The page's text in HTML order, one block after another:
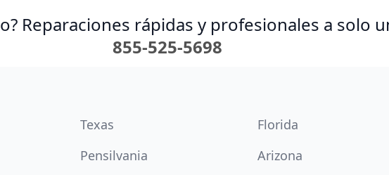
Reparaciones rápidas y profesionales a solo
855-525-5698
Texas Florida
Pensilvania Arizona